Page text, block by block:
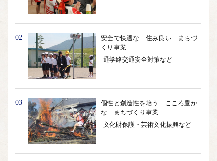
02
安全で快適な 住み良い まちづ
くり事業
通学路交通安全対策など
03
個性と創造性を培う こころ豊か
な まちづくり事業
文化財保護・芸術文化振興など